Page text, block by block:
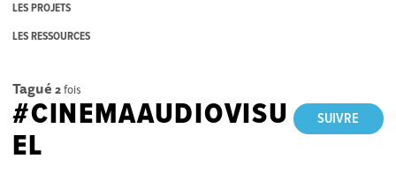
LES PROJETS
LES RESSOURCES
Tagué 2fois
SUIVRE
#CINEMAAUDIOVISU
EL